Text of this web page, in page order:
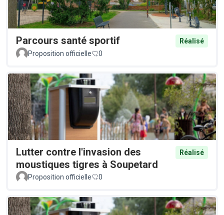
Parcours santé sportif
Réalisé
Proposition officielle
0
Lutter contre l'invasion des
moustiques tigres à Soupetard
Réalisé
Proposition officielle 0